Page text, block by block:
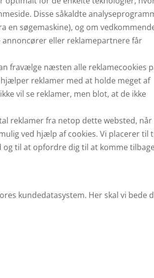
Disse såkaldte
en søgemaskine), og om
eller reklamepartnere får
fravælge næsten alle reklamecookies
reklamer med at holde meget af
vil se reklamer, men blot, at de ikke
reklamer fra netop dette websted, når
ved hjælp af cookies. Vi placerer til
og til at opfordre dig til at komme
kundedatasystem. Her skal vi bede